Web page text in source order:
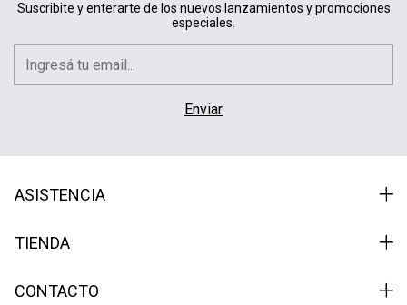
Suscribite y enterarte de los nuevos lanzamientos y promociones
especiales.
ASISTENCIA
TIENDA
CONTACTO